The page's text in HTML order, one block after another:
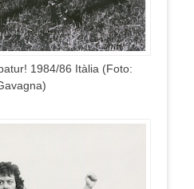
1984/86 Itàlia (Foto: